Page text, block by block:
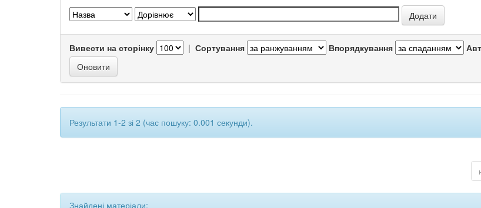
Вивести на сторінку | Сортування Впорядкування
Результати 1-2 зі 2 (час пошуку: 0.001 секунди).
Знайдені матеріали: